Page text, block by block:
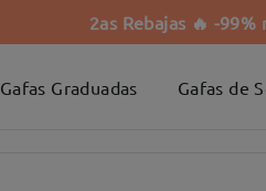
2as Rebajas 🔥 -
Gafas Graduadas Gafas de